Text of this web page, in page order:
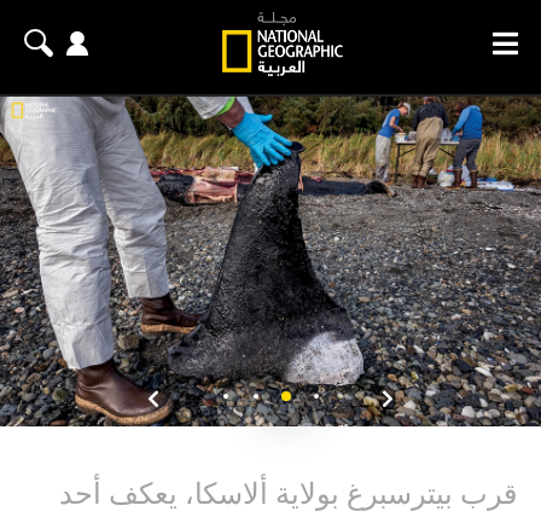
قرب بيترسبرغ بولاية ألاسكا، يعكف أحد